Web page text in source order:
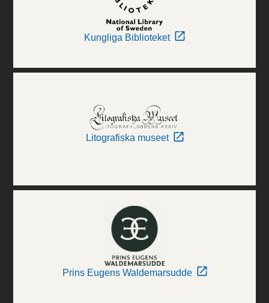
Kungliga Biblioteket
Litografiska museet
Prins Eugens Waldemarsudde